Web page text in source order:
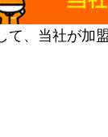
て、当社が加